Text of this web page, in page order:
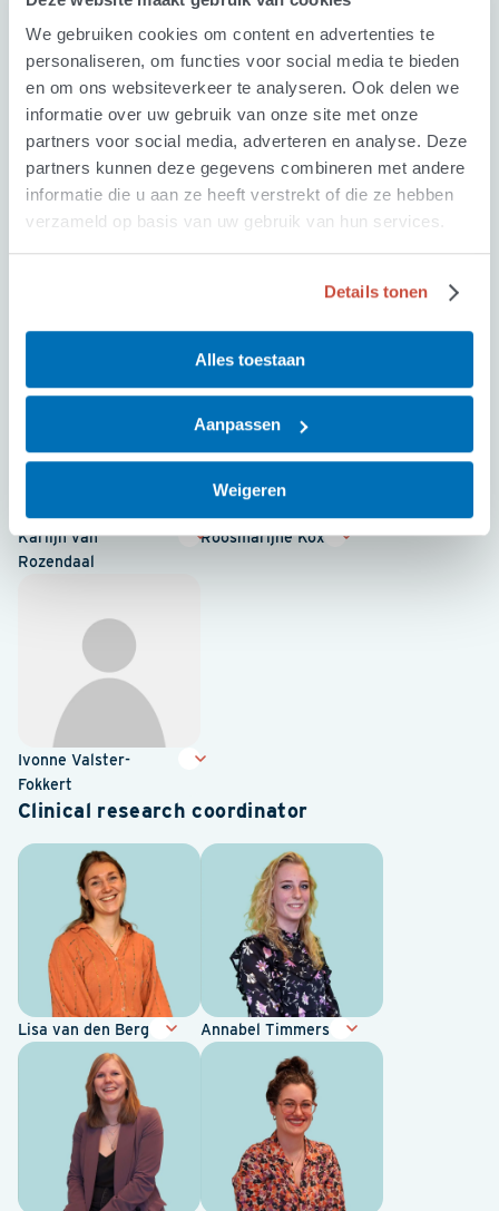
We gebruiken cookies om content en advertenties te
personaliseren, om functies voor social media te bieden
en om ons websiteverkeer te analyseren. Ook delen we
informatie over uw gebruik van onze site met onze
partners voor social media, adverteren en analyse. Deze
partners kunnen deze gegevens combineren met andere
informatie die u aan ze heeft verstrekt of die ze hebben
verzameld op basis van uw gebruik van hun services.
Details tonen
Alles toestaan
Aanpassen
Weigeren
Amber Weevers
EU projectmedewerker
Gerdi de Harder
Karlijn van
Rozendaal
Roosmarijne Kox
Ivonne Valster-
Fokkert
Clinical research coordinator
Lisa van den Berg Annabel Timmers